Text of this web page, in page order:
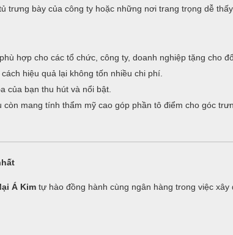
trưng bày của công ty hoặc những nơi trang trọng dễ thấy.
hợp cho các tổ chức, công ty, doanh nghiệp tặng cho
hiệu quả lại không tốn nhiều chi phí.
của bạn thu hút và nổi bật.
mang tính thẩm mỹ cao góp phần tô điểm cho góc
Á Kim tự hào đồng hành cùng ngân hàng trong việc